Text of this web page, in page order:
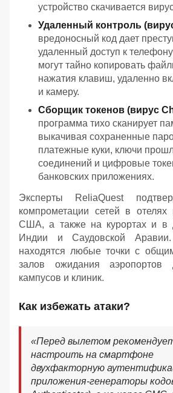
устройство скачивается
Удаленный контроль
вредоносный код дает
удаленный доступ к
могут тайно копировать
нажатия клавиш, удаленно
и камеру.
Сборщик токенов (вирус
программа тихо сканирует
выкачивая сохраненные
платежные куки, ключи
соединений и цифровые
банковских приложениях.
Эксперты ReliaQuest
компрометации сетей в отелях
США, а также на курортах и в
Индии и Саудовской
находятся любые точки с
залов ожидания аэропортов
кампусов и клиник.
Как избежать атаки?
«Перед вылетом
настроить на смартфоне
двухфакторную
приложения-генераторы